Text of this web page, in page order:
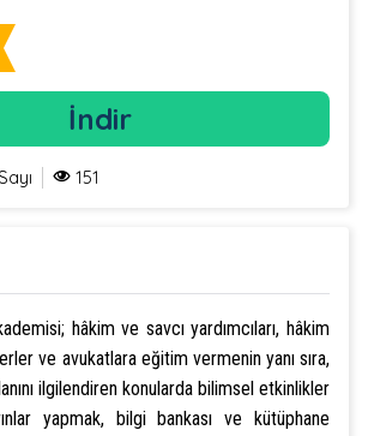
İndir
151
hâkim ve savcı yardımcıları, hâkim
ve avukatlara eğitim vermenin yanı sıra,
ilgilendiren konularda bilimsel etkinlikler
yapmak, bilgi bankası ve kütüphane